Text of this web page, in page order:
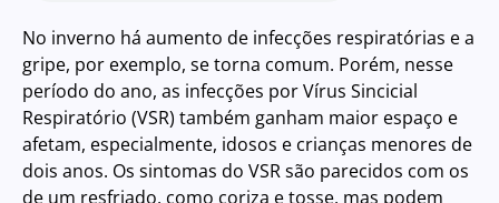
No inverno há aumento de infecções respiratórias e a
gripe, por exemplo, se torna comum. Porém, nesse
período do ano, as infecções por Vírus Sincicial
Respiratório (VSR) também ganham maior espaço e
afetam, especialmente, idosos e crianças menores de
dois anos. Os sintomas do VSR são parecidos com os
de um resfriado, como coriza e tosse, mas podem